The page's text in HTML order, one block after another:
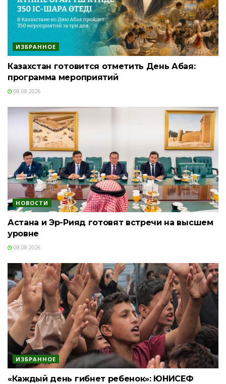
ИЗБРАННОЕ
Казахстан готовится отметить День Абая:
программа мероприятий
08.08.2026
НОВОСТИ
Астана и Эр-Рияд готовят встречи на высшем
уровне
08.08.2026
ИЗБРАННОЕ
«Каждый день гибнет ребенок»: ЮНИСЕФ